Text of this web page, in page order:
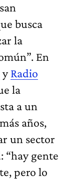
busca
la
En
yRadio
la
a un
años,
un sector
“hay gente
pero lo